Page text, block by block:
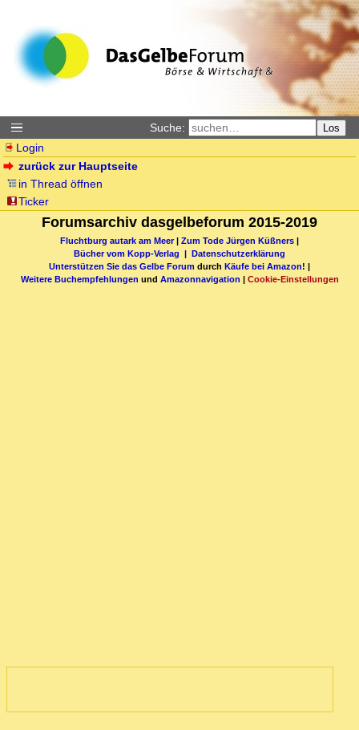
Suche: Los
Login
zurück zur Hauptseite
in Thread öffnen
Ticker
Forumsarchiv dasgelbeforum 2015-2019
Fluchtburg autark am Meer| Zum Tode Jürgen Küßners
Bücher vom Kopp-Verlag |
Datenschutzerklärung
Unterstützen Sie das Gelbe Forum durch Käufe bei Amazon! |
Weitere Buchempfehlungen und Amazonnavigation Cookie-Einstellungen